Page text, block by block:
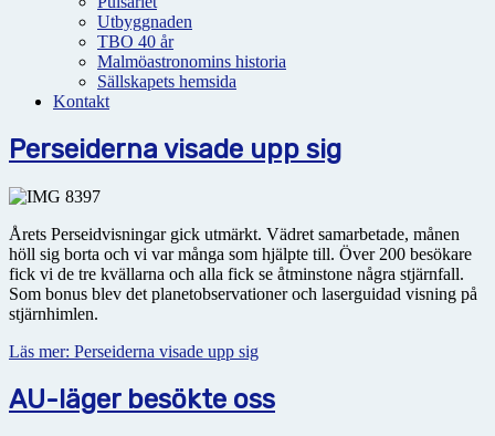
Utbyggnaden
TBO 40 år
Malmöastronomins historia
Sällskapets hemsida
Kontakt
Perseiderna visade upp sig
Årets Perseidvisningar gick utmärkt. Vädret samarbetade, månen
höll sig borta och vi var många som hjälpte till. Över 200 besökare
fick vi de tre kvällarna och alla fick se åtminstone några stjärnfall.
Som bonus blev det planetobservationer och laserguidad visning på
stjärnhimlen.
Läs mer: Perseiderna visade upp sig
AU-läger besökte oss